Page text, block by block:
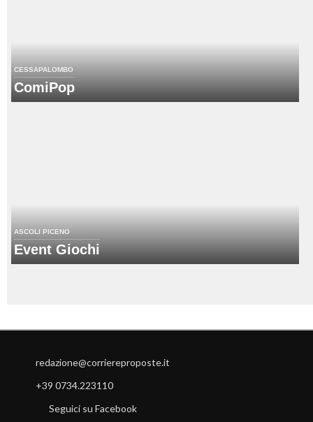
CESSAPALOMBO
ComiPop
ASCOLI PICENO
Event Giochi
redazione@corriereproposte.it
+39 0734.223110
Seguici su Facebook